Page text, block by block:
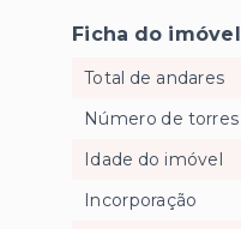
Ficha do imóvel
Total de andares
Número de torres
Idade do imóvel
Incorporação